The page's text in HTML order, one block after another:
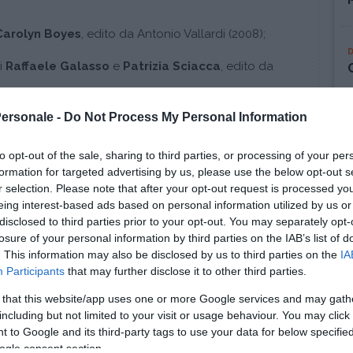
- Do Not Process My Personal Information
opt-out of the sale, sharing to third parties, or processing of your
for targeted advertising by us, please use the below opt-out
selection. Please note that after your opt-out request is processed
interest-based ads based on personal information utilized by us
to third parties prior to your opt-out. You may separately
of your personal information by third parties on the IAB’s list of
This information may also be disclosed by us to third parties on the
Participants that may further disclose it to other third parties.
that this website/app uses one or more Google services and may
but not limited to your visit or usage behaviour. You may
to Google and its third-party tags to use your data for below
consent section.
Boyes, edito da Antonio Vallardi (2008);
Raffaele Galasso e Patrizia Sciacca, edito da
più approfondita sulla programmazione
a opera dei padri fondatori della PNL,John
per esempio:
", edito da Astrolabio-Ubaldini (1980);
L'uso delle submodalità nella programmazione
Ubaldini (1986).